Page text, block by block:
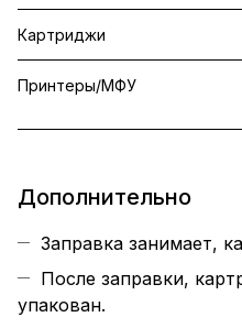
Картриджи
Принтеры/МФУ
Дополнительно
Заправка занимает,
После заправки,
упакован.